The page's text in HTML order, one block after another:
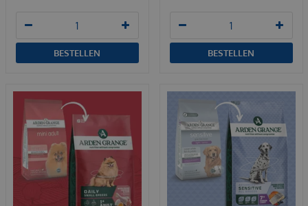
BESTELLEN BESTELLEN